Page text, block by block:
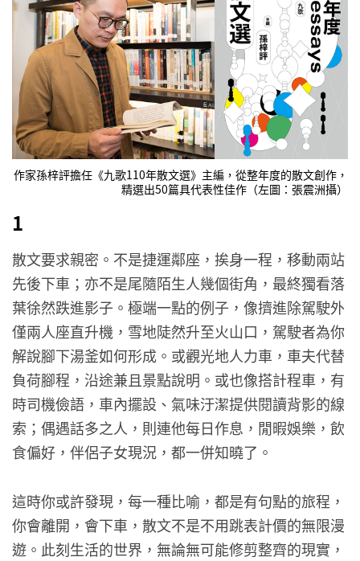
作家孫梓評擔任《九歌110年散文選》主編，從整年度的散文創作，
精選出50篇具代表性佳作（左圖：張震洲攝）
1
散文要求親密。不是捷運鄰座，挨身一程，移動兩站
先後下車；亦不是尾隨陌生人幾個街角，最終獨看落
葉徐然跌進影子。極端一點的例子，像擠進除駕駛外
僅兩人座直升機，雪地陡然升至火山口，駕駛者為你
解說腳下湯釜如何形成。或觀光地人力車，車夫代替
負荷腳程，沿途兼且景點說明。或也像搭計程車，有
時司機儉語，車內擺設、氣味汙潔提供閱讀背影的線
索；偶遇話多之人，則連他每日作息，閒暇娛樂，飲
食偏好，伴侶子女現況，都一併知曉了。
這時你或許發現，每一種比喻，都是有句點的旅程，
你會離開，會下車，散文不是不用跳表計價的無限漫
遊。此刻生活的世界，無論無可能修剪整齊的現實，